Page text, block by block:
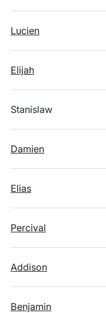
Lucien
Elijah
Stanislaw
Damien
Elias
Percival
Addison
Benjamin